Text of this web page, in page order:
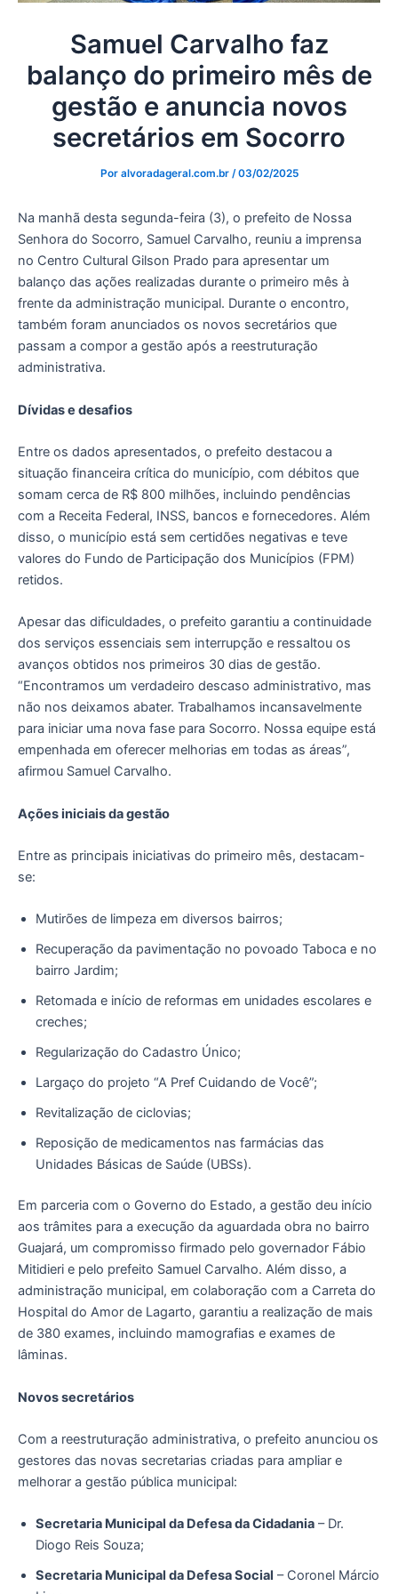
Samuel Carvalho faz
balanço do primeiro mês de
gestão e anuncia novos
secretários em Socorro
Por alvoradageral.com.br /03/02/2025
Na manhã desta segunda-feira (3), o prefeito de Nossa
Senhora do Socorro, Samuel Carvalho, reuniu a imprensa
no Centro Cultural Gilson Prado para apresentar um
balanço das ações realizadas durante o primeiro mês à
frente da administração municipal. Durante o encontro,
também foram anunciados os novos secretários que
passam a compor a gestão após a reestruturação
administrativa.
Dívidas e desafios
Entre os dados apresentados, o prefeito destacou a
situação financeira crítica do município, com débitos que
somam cerca de R$ 800 milhões, incluindo pendências
com a Receita Federal, INSS, bancos e fornecedores. Além
disso, o município está sem certidões negativas e teve
valores do Fundo de Participação dos Municípios (FPM)
retidos.
Apesar das dificuldades, o prefeito garantiu a continuidade
dos serviços essenciais sem interrupção e ressaltou os
avanços obtidos nos primeiros 30 dias de gestão.
“Encontramos um verdadeiro descaso administrativo, mas
não nos deixamos abater. Trabalhamos incansavelmente
para iniciar uma nova fase para Socorro. Nossa equipe está
empenhada em oferecer melhorias em todas as áreas”,
afirmou Samuel Carvalho.
Ações iniciais da gestão
Entre as principais iniciativas do primeiro mês, destacam-
se:
Mutirões de limpeza em diversos bairros;
Recuperação da pavimentação no povoado Taboca e no
bairro Jardim;
Retomada e início de reformas em unidades escolares e
creches;
Regularização do Cadastro Único;
Largaço do projeto “A Pref Cuidando de Você”;
Revitalização de ciclovias;
Reposição de medicamentos nas farmácias das
Unidades Básicas de Saúde (UBSs).
Em parceria com o Governo do Estado, a gestão deu início
aos trâmites para a execução da aguardada obra no bairro
Guajará, um compromisso firmado pelo governador Fábio
Mitidieri e pelo prefeito Samuel Carvalho. Além disso, a
administração municipal, em colaboração com a Carreta do
Hospital do Amor de Lagarto, garantiu a realização de mais
de 380 exames, incluindo mamografias e exames de
lâminas.
Novos secretários
Com a reestruturação administrativa, o prefeito anunciou os
gestores das novas secretarias criadas para ampliar e
melhorar a gestão pública municipal:
Secretaria Municipal da Defesa da Cidadania – Dr.
Diogo Reis Souza;
Secretaria Municipal da Defesa Social – Coronel Márcio